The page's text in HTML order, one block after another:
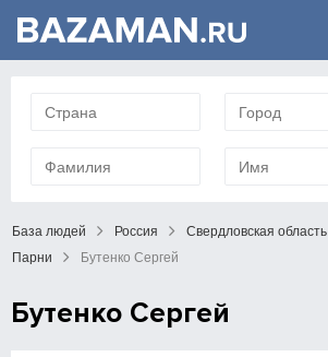
База людей Россия Свердловская область
Парни
Бутенко Сергей
Бутенко Сергей